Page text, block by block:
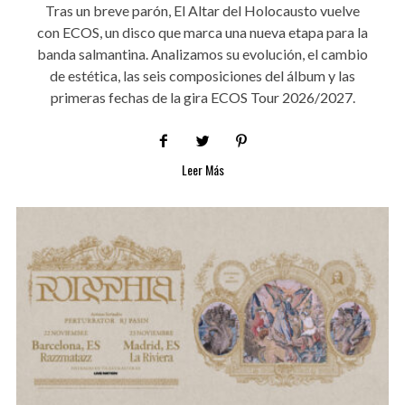
Tras un breve parón, El Altar del Holocausto vuelve
con ECOS, un disco que marca una nueva etapa para la
banda salmantina. Analizamos su evolución, el cambio
de estética, las seis composiciones del álbum y las
primeras fechas de la gira ECOS Tour 2026/2027.
Leer Más